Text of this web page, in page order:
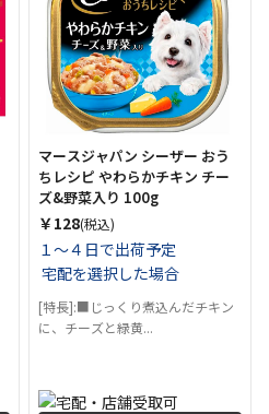
マースジャパン シーザー おう
ちレシピ やわらかチキン チー
ズ&野菜入り 100g
￥128(税込)
１～４日で出荷予定
宅配を選択した場合
[特長]:■じっくり煮込んだチキン
に、チーズと緑黄...